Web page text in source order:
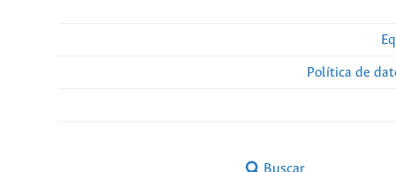
Política de
Buscar